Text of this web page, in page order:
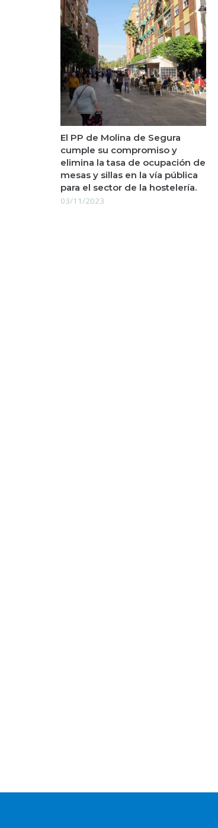
El PP de Molina de Segura
cumple su compromiso y
elimina la tasa de ocupación de
mesas y sillas en la vía pública
para el sector de la hostelería.
03/11/2023